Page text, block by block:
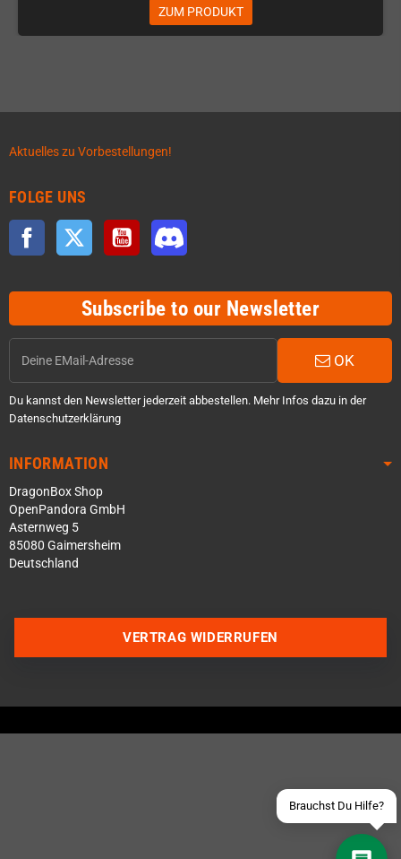
ZUM PRODUKT
Aktuelles zu Vorbestellungen!
FOLGE UNS
Facebook Twitter YouTube
Subscribe to our Newsletter
OK
Du kannst den Newsletter jederzeit abbestellen. Mehr Infos dazu in der
Datenschutzerklärung
INFORMATION
DragonBox Shop
OpenPandora GmbH
Asternweg 5
85080 Gaimersheim
Deutschland
Brauchst Du Hilfe?
Über WhatsApp schreiben
Schick uns eine eMail
VERTRAG WIDERRUFEN